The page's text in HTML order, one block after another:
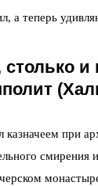
а теперь
и
при